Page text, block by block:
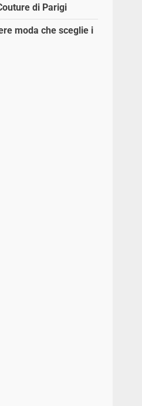
di Parigi
moda che sceglie i